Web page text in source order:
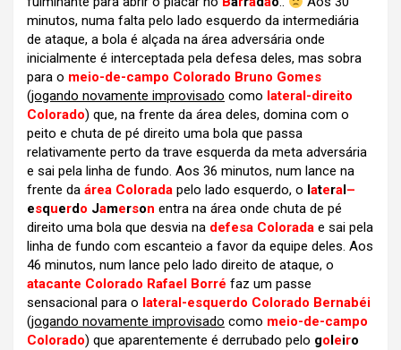
minutos, numa falta pelo lado esquerdo da intermediária
de ataque, a bola é alçada na área adversária onde
inicialmente é interceptada pela defesa deles, mas sobra
para o meio-de-campo Colorado Bruno Gomes
(jogando novamente improvisado como lateral-direito
Colorado) que, na frente da área deles, domina com o
peito e chuta de pé direito uma bola que passa
relativamente perto da trave esquerda da meta adversária
e sai pela linha de fundo. Aos 36 minutos, num lance na
frente da área Colorada pelo lado esquerdo, o lateral–
esquerdo Jamerson entra na área onde chuta de pé
direito uma bola que desvia na defesa Colorada e sai pela
linha de fundo com escanteio a favor da equipe deles. Aos
46 minutos, num lance pelo lado direito de ataque, o
atacante Colorado Rafael Borré faz um passe
sensacional para o lateral-esquerdo Colorado Bernabéi
(jogando novamente improvisado como meio-de-campo
Colorado) que aparentemente é derrubado pelo goleiro